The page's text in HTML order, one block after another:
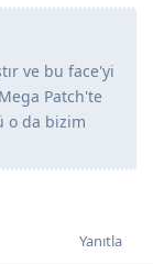
ve bu face'yi
Patch'te
o da bizim
Yanıtla